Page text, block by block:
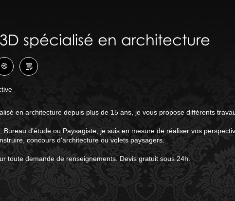
spécialisé en architecture
en architecture depuis plus de 15 ans, je vous propose différents
Bureau d'étude ou Paysagiste, je suis en mesure de réaliser vos
concours d'architecture ou volets paysagers.
toute demande de renseignements. Devis gratuit sous 24h.